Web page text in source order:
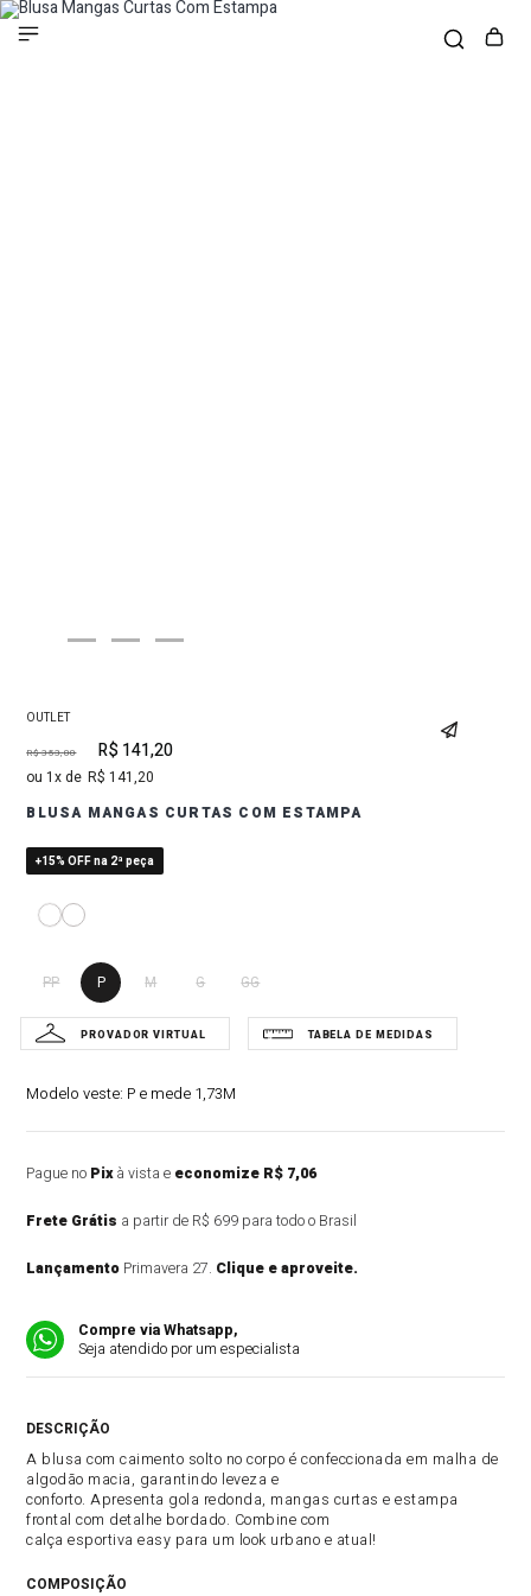
OUTLET
R$ 353,00 R$ 141,20
1 R$ 141,20
BLUSA MANGAS CURTAS COM ESTAMPA
+15% OFF na 2ª peça
PP P M G GG
Modelo veste: P e mede 1,73M
Pague no Pixà vista e economize R$ 7,06
Frete Grátis a partir de R$ 699 para todo o Brasil
Lançamento Primavera 27. Clique e aproveite.
Compre via Whatsapp,
Seja atendido por um especialista
A blusa com caimento solto no corpo é confeccionada em malha de
algodão macia, garantindo leveza e
conforto. Apresenta gola redonda, mangas curtas e estampa
frontal com detalhe bordado. Combine com
calça esportiva easy para um look urbano e atual!
COMPOSIÇÃO